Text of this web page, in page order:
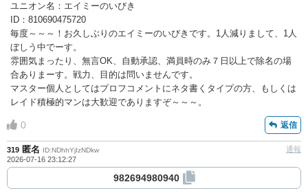
ユニオン名：エイミーのいびき
ID：810690475720
毎度～～～！お久しぶりのエイミーのいびきです。1人減りまして、1人
ぼしう中でーす。
雰囲気まったり、無言OK、自動承認、満員時のみ７日以上で除名の場
合ありまーす。戦力、目的は問いませんです。
マスター個人としてはプロフコメントにネタ書くタイプの方、もしくは
レイド積極的マンは大歓迎でありますぞ～～～。
0 返信
319 匿名 ID:NDhhYjIzNDkw
2026-07-16 23:12:27
通報
982694980940